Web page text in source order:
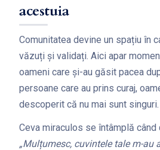
acestuia
Comunitatea devine un spațiu în
văzuți și validați. Aici apar
oameni care și-au găsit pacea
persoane care au prins curaj,
descoperit că nu mai sunt singuri.
Ceva miraculos se întâmplă când
„Mulțumesc, cuvintele tale m-au